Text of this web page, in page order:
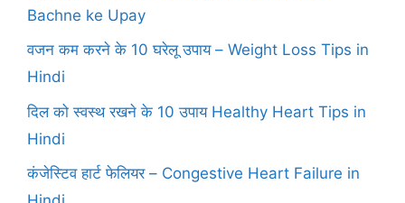
Bachne ke Upay
वजन कम करने के 10 घरेलू उपाय – Weight Loss Tips in
Hindi
दिल को स्वस्थ रखने के 10 उपाय Healthy Heart Tips in
Hindi
कंजेस्टिव हार्ट फेलियर – Congestive Heart Failure in